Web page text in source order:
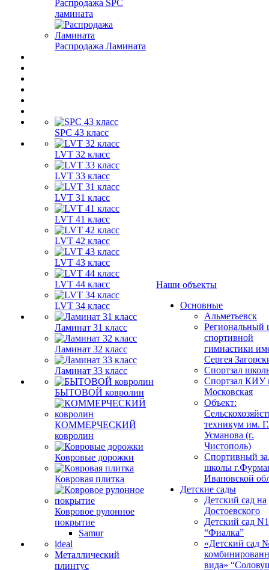
Распродажа SPC
ламината
Распродажа Ламината
SPC 43 класс
LVT 32 класс
LVT 33 класс
LVT 31 класс
LVT 41 класс
LVT 42 класс
LVT 43 класс
LVT 44 класс
LVT 34 класс
Ламинат 31 класс
Ламинат 32 класс
Ламинат 33 класс
БЫТОВОЙ ковролин
КОММЕРЧЕСКИЙ
ковролин
Ковровые дорожки
Ковровая плитка
Ковровое рулонное
покрытие
Samur
ideal
Металлический
плинтус
Наши объекты
Основные
Альметьевск
Региональный
спортивной
гимнастики
Сергея
Спортзал
Спортзал КИУ
Московская
Объект:
техникум им.
Усманова (г.
Чистополь)
Спортивный
школы
Ивановской
Детские сады
Детский сад на
Достоевского
Детский сад
“Фиалка”
«Детский сад
вида»